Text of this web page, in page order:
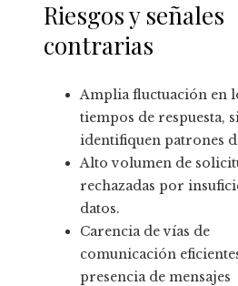
Riesgos y señales
contrarias
Amplia fluctuación en
tiempos de respuesta,
identifiquen patrones
Alto volumen de
rechazadas por
datos.
Carencia de vías de
comunicación
presencia de mensajes